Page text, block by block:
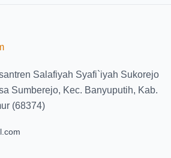
Salafiyah Syafi`iyah Sukorejo
Sumberejo, Kec. Banyuputih, Kab.
(68374)